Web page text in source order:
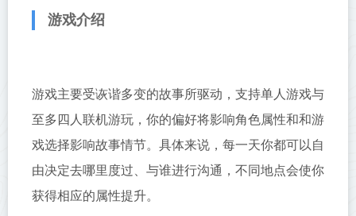
游戏介绍
游戏主要受诙谐多变的故事所驱动，支持单人游戏与
至多四人联机游玩，你的偏好将影响角色属性和和游
戏选择影响故事情节。具体来说，每一天你都可以自
由决定去哪里度过、与谁进行沟通，不同地点会使你
获得相应的属性提升。